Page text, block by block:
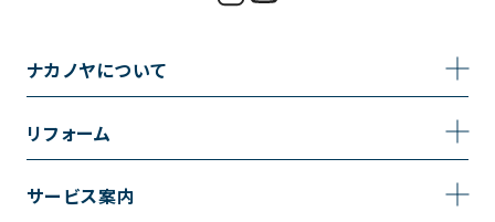
ナカノヤについて
事業内容
リフォーム
トイレのリフォーム
サービス案内